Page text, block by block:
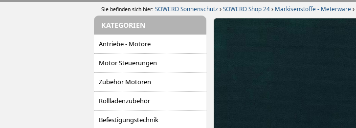
Sie befinden sich hier: SOWERO Sonnenschutz ›SOWERO Shop 24› Markisenstoffe - Meterware ›
KATEGORIEN
Antriebe - Motore
Motor Steuerungen
Zubehör Motoren
Rollladenzubehör
Befestigungstechnik